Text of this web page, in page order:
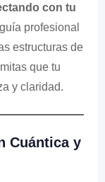
con tu
profesional
estructuras de
que tu
y claridad.
Cuántica y